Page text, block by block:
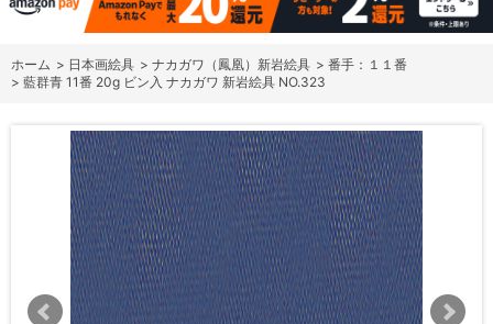
ホーム > 日本画絵具 > ナカガワ（鳳凰）新岩絵具 > 番手：１１番
> 藍群青 11番 20g ビン入 ナカガワ 新岩絵具 NO.323